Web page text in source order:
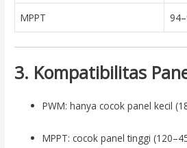
MPPT
3. Kompatibilitas
PWM: hanya cocok panel kecil
MPPT: cocok panel tinggi